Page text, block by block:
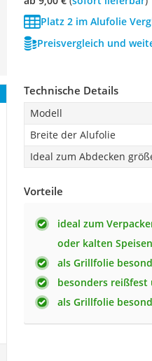
Platz 2 im Alufolie
Preisvergleich und
Technische Details
Modell
Breite der Alufolie
Ideal zum Abdecken
Vorteile
ideal zum
oder kalten Speisen
als Grillfolie
besonders
als Grillfolie